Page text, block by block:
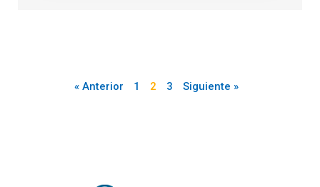
« Anterior 1 2 3 Siguiente »